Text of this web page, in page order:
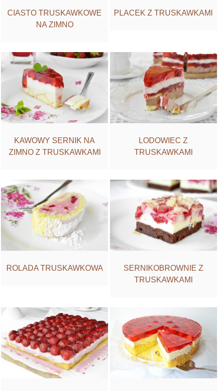
CIASTO TRUSKAWKOWE
NA ZIMNO
PLACEK Z TRUSKAWKAMI
KAWOWY SERNIK NA
ZIMNO Z TRUSKAWKAMI
LODOWIEC Z
TRUSKAWKAMI
ROLADA TRUSKAWKOWA
SERNIKOBROWNIE Z
TRUSKAWKAMI